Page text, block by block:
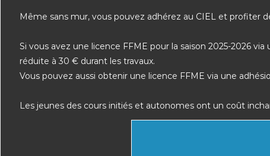
Même sans mur, vous pouvez adhérez au CIEL et profiter
Si vous avez une licence FFME pour la saison 2025-2026
réduite à 30 € durant les travaux.
Vous pouvez aussi obtenir une licence FFME via une
Les jeunes des cours initiés et autonomes ont un coût